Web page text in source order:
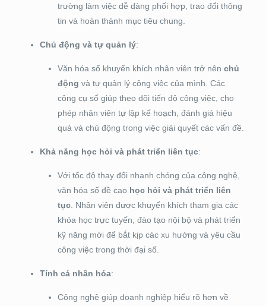
trường làm việc dễ dàng phối hợp, trao đổi thông
tin và hoàn thành mục tiêu chung.
Chủ động và tự quản lý:
Văn hóa số khuyến khích nhân viên trở nên chủ
động và tự quản lý công việc của mình. Các
công cụ số giúp theo dõi tiến độ công việc, cho
phép nhân viên tự lập kế hoạch, đánh giá hiệu
quả và chủ động trong việc giải quyết các vấn đề.
Khả năng học hỏi và phát triển liên tục:
Với tốc độ thay đổi nhanh chóng của công nghệ,
văn hóa số đề cao học hỏi và phát triển liên
tục. Nhân viên được khuyến khích tham gia các
khóa học trực tuyến, đào tạo nội bộ và phát triển
kỹ năng mới để bắt kịp các xu hướng và yêu cầu
công việc trong thời đại số.
Tính cá nhân hóa:
Công nghệ giúp doanh nghiệp hiểu rõ hơn về